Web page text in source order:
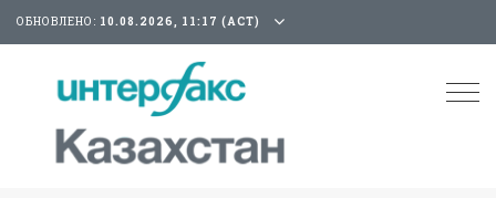
ОБНОВЛЕНО: 10.08.2026, 11:17 (АСТ)